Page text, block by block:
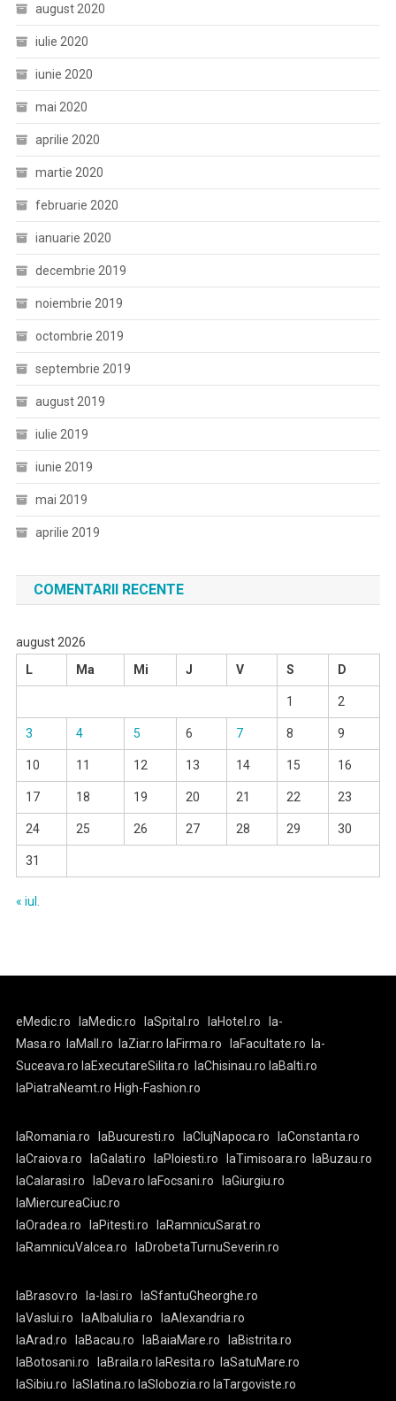
august 2020
iulie 2020
iunie 2020
mai 2020
aprilie 2020
martie 2020
februarie 2020
ianuarie 2020
decembrie 2019
noiembrie 2019
octombrie 2019
septembrie 2019
august 2019
iulie 2019
iunie 2019
mai 2019
aprilie 2019
COMENTARII RECENTE
august 2026
L
Ma Mi J V S D
1 2
3 4 5 6 7 8 9
10 11 12 13 14 15 16
17 18 19 20 21 22 23
24 25 26 27 28 29 30
31
« iul.
eMedic.ro laMedic.ro laSpital.ro laHotel.ro
la-
Masa.ro
laMall.ro laZiar.ro laFirma.ro laFacultate.ro
la-
Suceava.ro laExecutareSilita.ro laChisinau.ro laBalti.ro
laPiatraNeamt.ro High-Fashion.ro
laRomania.ro laBucuresti.ro laClujNapoca.ro
laConstanta.ro
laCraiova.ro
laGalati.ro laPloiesti.ro laTimisoara.ro
laBuzau.ro
laCalarasi.ro
laDeva.ro laFocsani.ro
laGiurgiu.ro
laMiercureaCiuc.ro
laOradea.ro
laPitesti.ro
laRamnicuSarat.ro
laRamnicuValcea.ro
laDrobetaTurnuSeverin.ro
laBrasov.ro la-Iasi.ro
laSfantuGheorghe.ro
laVaslui.ro
laAlbaIulia.ro
laAlexandria.ro
laArad.ro
laBacau.ro laBaiaMare.ro
laBistrita.ro
laBotosani.ro
laBraila.ro laResita.ro
laSatuMare.ro
laSibiu.ro
laSlatina.ro laSlobozia.ro laTargoviste.ro